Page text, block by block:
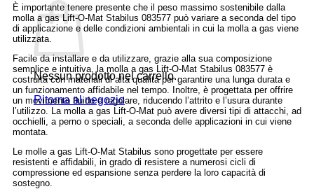
Nessun prodotto nel carrello.
Ritorna al negozio
È importante tenere presente che il peso massimo sostenibile dalla
molla a gas Lift-O-Mat Stabilus 083577 può variare a seconda del tipo
di applicazione e delle condizioni ambientali in cui la molla a gas viene
utilizzata.
Facile da installare e da utilizzare, grazie alla sua composizione
semplice e intuitiva, la molla a gas Lift-O-Mat Stabilus 083577 è
costruita con materiali di alta qualità per garantire una lunga durata e
un funzionamento affidabile nel tempo. Inoltre, è progettata per offrire
un movimento fluido e regolare, riducendo l’attrito e l’usura durante
l’utilizzo. La molla a gas Lift-O-Mat può avere diversi tipi di attacchi, ad
occhielli, a perno o speciali, a seconda delle applicazioni in cui viene
montata.
Le molle a gas Lift-O-Mat Stabilus sono progettate per essere
resistenti e affidabili, in grado di resistere a numerosi cicli di
compressione ed espansione senza perdere la loro capacità di
sostegno.